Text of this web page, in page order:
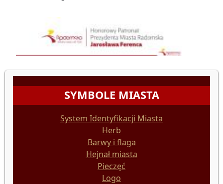
SYMBOLE MIASTA
System Identyfikacji Miasta
Herb
Barwy i flaga
Hejnał miasta
Pieczęć
Logo